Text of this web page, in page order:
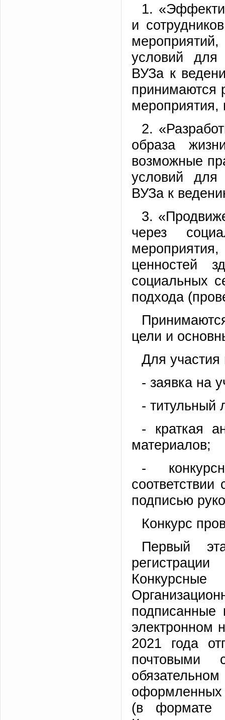
1.
и
условий для
ВУЗа к
принимаются
мероприятия,
2.
образа
возможные
условий для
ВУЗа к
3.
через
ценностей
социальных
подхода
цели и
Для участия
- заявка на
- титульный
- краткая
материалов;
-
подписью
Конкурс
Первый
электронном
2021 года
почтовыми
оформленных
(в формате